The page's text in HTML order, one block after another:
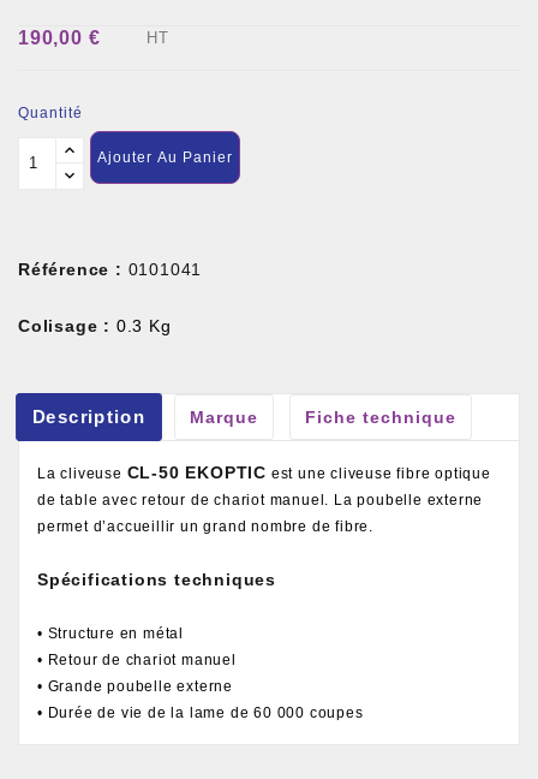
190,00 € HT
Quantité
Ajouter Au Panier
Référence : 0101041
Colisage : 0.3 Kg
Description Marque Fiche technique
La cliveuse CL-50 EKOPTIC est une cliveuse fibre optique
de table avec retour de chariot manuel. La poubelle externe
permet d’accueillir un grand nombre de fibre.
Spécifications techniques
• Structure en métal
• Retour de chariot manuel
• Grande poubelle externe
• Durée de vie de la lame de 60 000 coupes